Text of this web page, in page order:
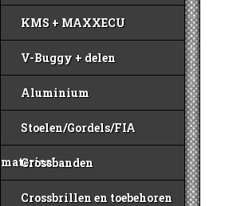
KMS + MAXXECU
V-Buggy + delen
Aluminium
Stoelen/Gordels/FIA
materiaal
Crossbanden
Crossbrillen en toebehoren